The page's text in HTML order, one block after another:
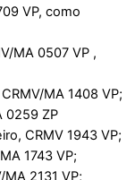
VP, como
MA 0507 VP ,
MA 1408 VP;
0259 ZP
CRMV 1943 VP;
1743 VP;
2131 VP;